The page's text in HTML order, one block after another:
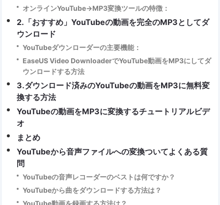
オンラインYouTube→MP3変換ツールの特徴：
2.「おすすめ」YouTubeの動画を完全のMP3としてダ
ウンロード
YouTubeダウンローダーの主要機能：
EaseUS Video DownloaderでYouTube動画をMP3にしてダ
ウンロードする方法
3.ダウンロード済みのYouTubeの動画をMP3に無料変
換する方法
YouTubeの動画をMP3に変換するチュートリアルビデ
オ
まとめ
YouTubeから音声ファイルへの変換ついてよくある質
問
YouTubeの音声レコーダーのベストは何ですか？
YouTubeから曲をダウンロードする方法は？
YouTube動画を録画する方法は？